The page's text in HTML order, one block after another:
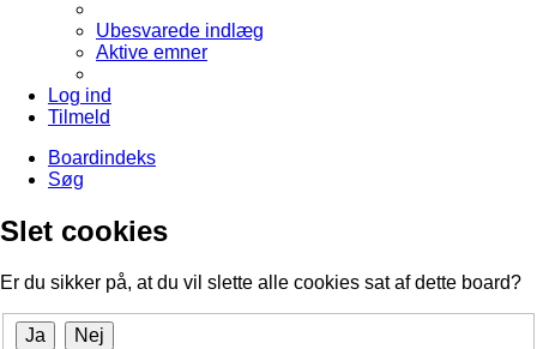
Ubesvarede indlæg
Aktive emner
Log ind
Tilmeld
Boardindeks
Søg
Slet cookies
Er du sikker på, at du vil slette alle cookies sat af dette board?